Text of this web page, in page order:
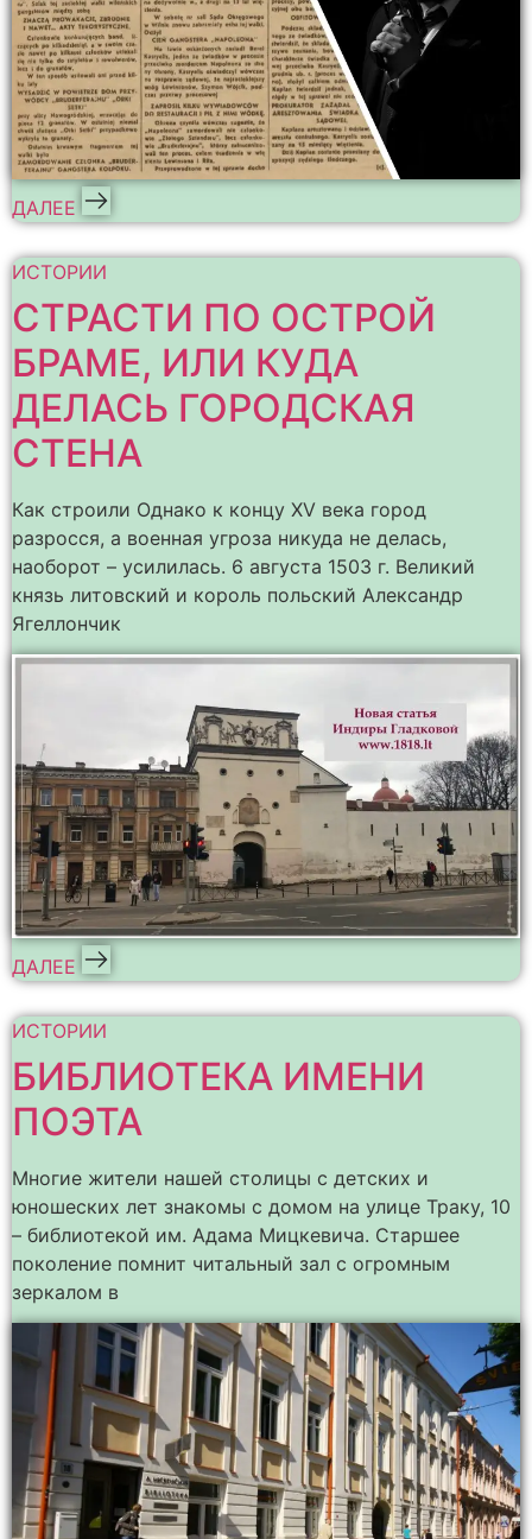
ДАЛЕЕ
ИСТОРИИ
СТРАСТИ ПО ОСТРОЙ
БРАМЕ, ИЛИ КУДА
ДЕЛАСЬ ГОРОДСКАЯ
СТЕНА
Как строили Однако к концу XV века город
разросся, а военная угроза никуда не делась,
наоборот – усилилась. 6 августа 1503 г. Великий
князь литовский и король польский Александр
Ягеллончик
ДАЛЕЕ
ИСТОРИИ
БИБЛИОТЕКА ИМЕНИ
ПОЭТА
Многие жители нашей столицы с детских и
юношеских лет знакомы с домом на улице Траку, 10
– библиотекой им. Адама Мицкевича. Старшее
поколение помнит читальный зал с огромным
зеркалом в